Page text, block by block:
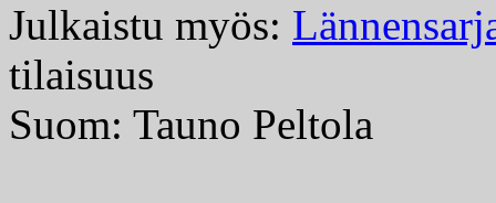
Julkaistu myös:
tilaisuus
Suom: Tauno Peltola